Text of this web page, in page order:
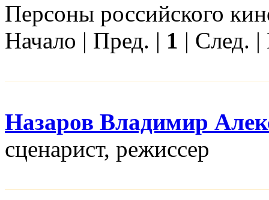
Персоны российского
Начало | Пред. | 1 | След.
Назаров Владимир
сценарист, режисcер